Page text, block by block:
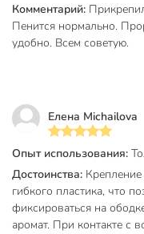
Комментарий:
Пенится нормально.
удобно. Всем советую.
Елена Michailova
Опыт использования:
Достоинства:
гибкого пластика, что
фиксироваться на
аромат. При контакте с